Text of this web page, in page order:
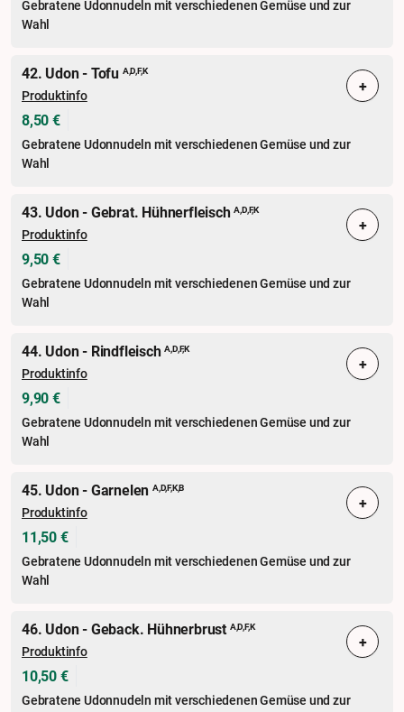
Gebratene Udonnudeln mit verschiedenen Gemüse und zur
Wahl
42. Udon - Tofu A,D,F,K
Produktinfo
8,50 €
Gebratene Udonnudeln mit verschiedenen Gemüse und zur
Wahl
+
43. Udon - Gebrat. HühnerfleischA,D,F,K
Produktinfo
9,50 €
Gebratene Udonnudeln mit verschiedenen Gemüse und zur
Wahl
+
44. Udon - RindfleischA,D,F,K
Produktinfo
9,90 €
Gebratene Udonnudeln mit verschiedenen Gemüse und zur
Wahl
+
45. Udon - Garnelen A,D,F,K,B
Produktinfo
11,50 €
Gebratene Udonnudeln mit verschiedenen Gemüse und zur
Wahl
+
46. Udon - Geback. Hühnerbrust A,D,F,K
Produktinfo
10,50 €
Gebratene Udonnudeln mit verschiedenen Gemüse und zur
+